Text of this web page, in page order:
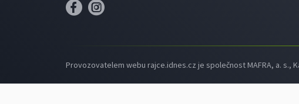
Provozovatelem webu rajce.idnes.cz je společnost MAFRA, a. s.,